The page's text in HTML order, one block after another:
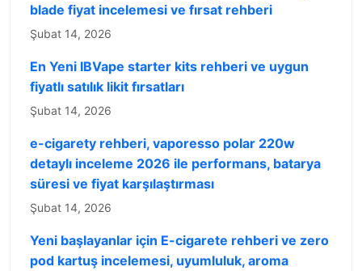
blade fiyat incelemesi ve fırsat rehberi
Şubat 14, 2026
En Yeni IBVape starter kits rehberi ve uygun
fiyatlı satılık likit fırsatları
Şubat 14, 2026
e-cigarety rehberi, vaporesso polar 220w
detaylı inceleme 2026 ile performans, batarya
süresi ve fiyat karşılaştırması
Şubat 14, 2026
Yeni başlayanlar için E-cigarete rehberi ve zero
pod kartuş incelemesi, uyumluluk, aroma